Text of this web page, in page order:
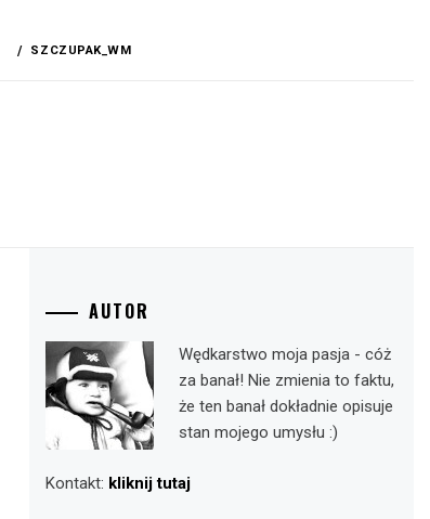
SZCZUPAK_WM
AUTOR
Wędkarstwo moja pasja - cóż
za banał! Nie zmienia to faktu,
że ten banał dokładnie opisuje
stan mojego umysłu :)
Kontakt: kliknij tutaj